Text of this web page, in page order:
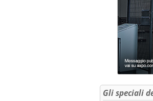
Gli speciali